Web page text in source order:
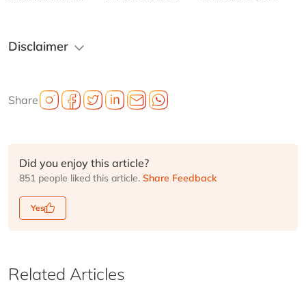
Disclaimer
Share
Did you enjoy this article?
851 people liked this article. Share Feedback
Yes
Related Articles